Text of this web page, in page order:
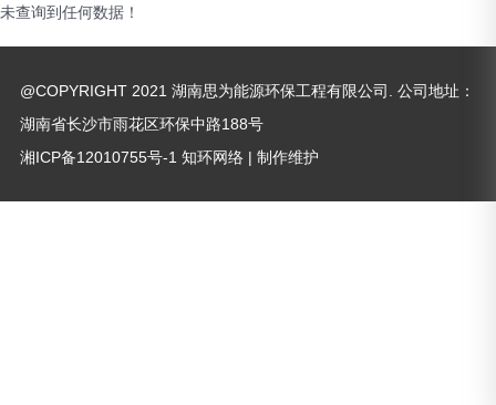
未查询到任何数据！
@COPYRIGHT 2021 湖南思为能源环保工程有限公司. 公司地址：
湖南省长沙市雨花区环保中路188号
湘ICP备12010755号-1 知环网络| 制作维护